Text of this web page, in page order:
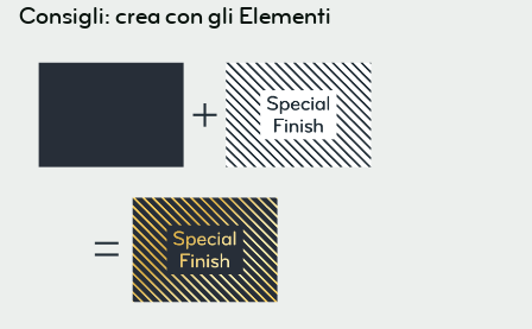
Consigli: crea con gli Elementi